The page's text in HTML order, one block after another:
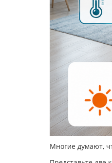
Многие думают,